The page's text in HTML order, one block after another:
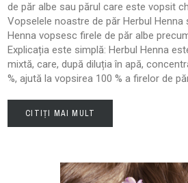
de păr albe sau părul care este vopsit
Vopselele noastre de păr Herbul Henna
Henna vopsesc firele de păr albe
Explicația este simplă: Herbul Henna
mixtă, care, după diluția în apă,
%, ajută la vopsirea 100 % a firelor de
CITIȚI MAI MULT